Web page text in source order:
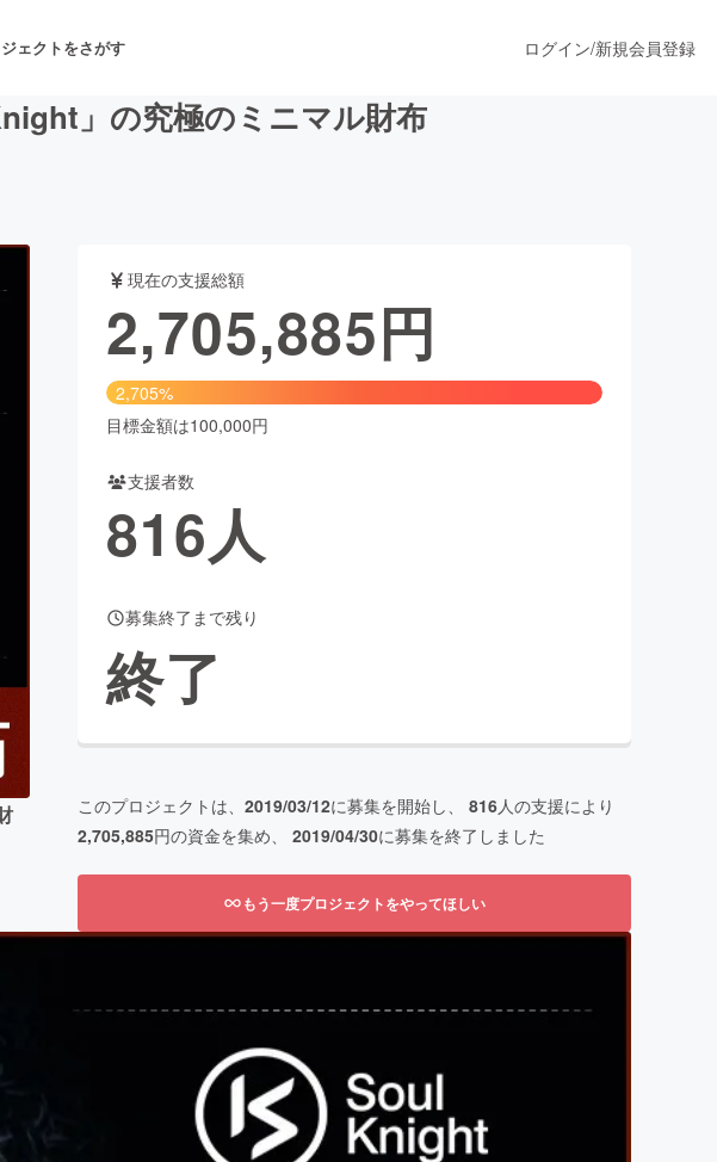
ェクトをさがす
台・パフォーマンス
フード・飲食店 ファッション
ビューティー・ヘルスケア
Creation
ミュニティ
ログイン/新規会員登録
」の究極のミニマル財布
現在の支援総額
2,705,885円
2,705%
目標金額は100,000円
支援者数
816人
募集終了まで残り
終了
このプロジェクトは、 2019/03/12に募集を開始し、 816人の支援により
2,705,885円の資金を集め、 2019/04/30に募集を終了しました
もう一度プロジェクトをやってほしい